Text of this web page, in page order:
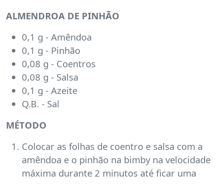
ALMENDROA DE PINHÃO
0,1 g - Amêndoa
0,1 g - Pinhão
0,08 g - Coentros
0,08 g - Salsa
0,1 g - Azeite
Q.B. - Sal
MÉTODO
Colocar as folhas de coentro e salsa com a
amêndoa e o pinhão na bimby na velocidade
máxima durante 2 minutos até ficar uma